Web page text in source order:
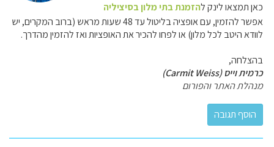
כאן תמצאו לינק להזמנת בתי מלון בסיציליה
אפשר להזמין, עם אופציה בליטול עד 48 שעות מראש (ברוב המקרים, יש
לוודא היטב לכל מלון) או לפחו להכיר את האופציות ואז להזמין מהדרך.
בהצלחה,
כרמית וייס (Carmit Weiss)
מנהלת האתר והפורום